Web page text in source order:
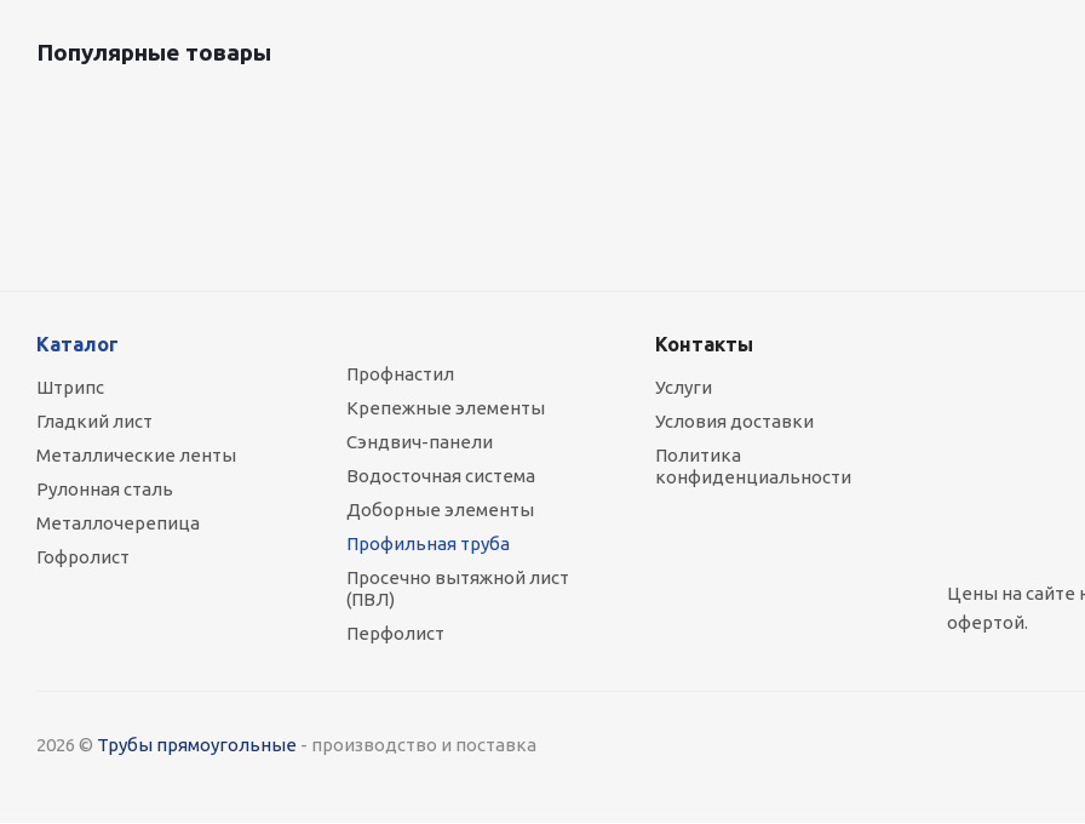
Популярные товары
Каталог
Штрипс
Гладкий лист
Металлические ленты
Рулонная сталь
Металлочерепица
Гофролист
Профнастил
Крепежные элементы
Сэндвич-панели
Водосточная система
Доборные элементы
Профильная труба
Просечно вытяжной лист
(ПВЛ)
Перфолист
Контакты
Услуги
Условия доставки
Политика
конфиденциальности
Цены на сайте
офертой.
2026 © Трубы прямоугольные - производство и поставка